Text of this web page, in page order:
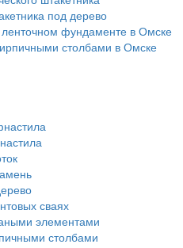
под дерево
фундаменте в Омске
столбами в Омске
сваях
элементами
столбами